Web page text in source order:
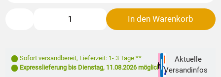
In den Warenkorb
Sofort versandbereit, Lieferzeit: 1- 3 Tage **
Expresslieferung bis Dienstag, 11.08.2026möglich
Aktuelle
Versandinfos